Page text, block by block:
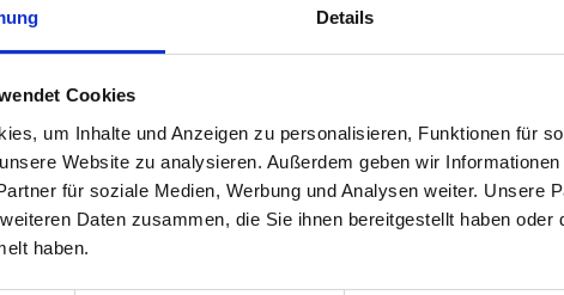
Details
Cookies
um Inhalte und Anzeigen zu personalisieren, Funktionen für
Website zu analysieren. Außerdem geben wir
für soziale Medien, Werbung und Analysen weiter. Unsere
Daten zusammen, die Sie ihnen bereitgestellt haben
haben.
nachstehenden Fotos des diesjährigen Neujahrsempfangs der
Vertreter:innen aus Politik und